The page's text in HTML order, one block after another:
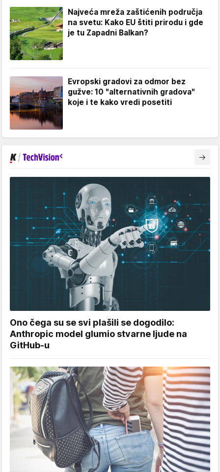
Najveća mreža zaštićenih područja
na svetu: Kako EU štiti prirodu i gde
je tu Zapadni Balkan?
Evropski gradovi za odmor bez
gužve: 10 "alternativnih gradova"
koje i te kako vredi posetiti
Ono čega su se svi plašili se dogodilo:
Anthropic model glumio stvarne ljude na
GitHub-u